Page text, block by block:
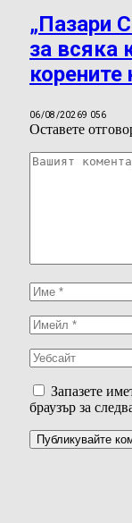
„Пазари
за всяка
корените
06/08/20269 056
Оставете
Запазете
браузър за